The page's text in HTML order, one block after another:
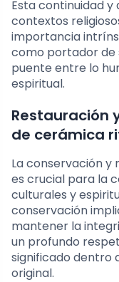
Esta continuidad
contextos
importancia
como portador de
puente entre lo
espiritual.
Restauración
de cerámica
La conservación
es crucial para la
culturales y
conservación
mantener la
un profundo
significado dentro
original.